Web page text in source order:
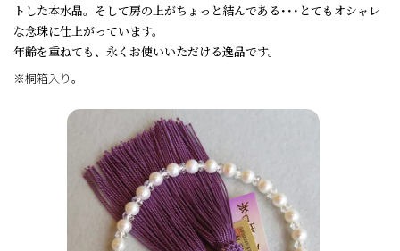
トした本水晶。そして房の上がちょっと結んである･･･とてもオシャレ
な念珠に仕上がっています。
年齢を重ねても、永くお使いいただける逸品です。
※桐箱入り。